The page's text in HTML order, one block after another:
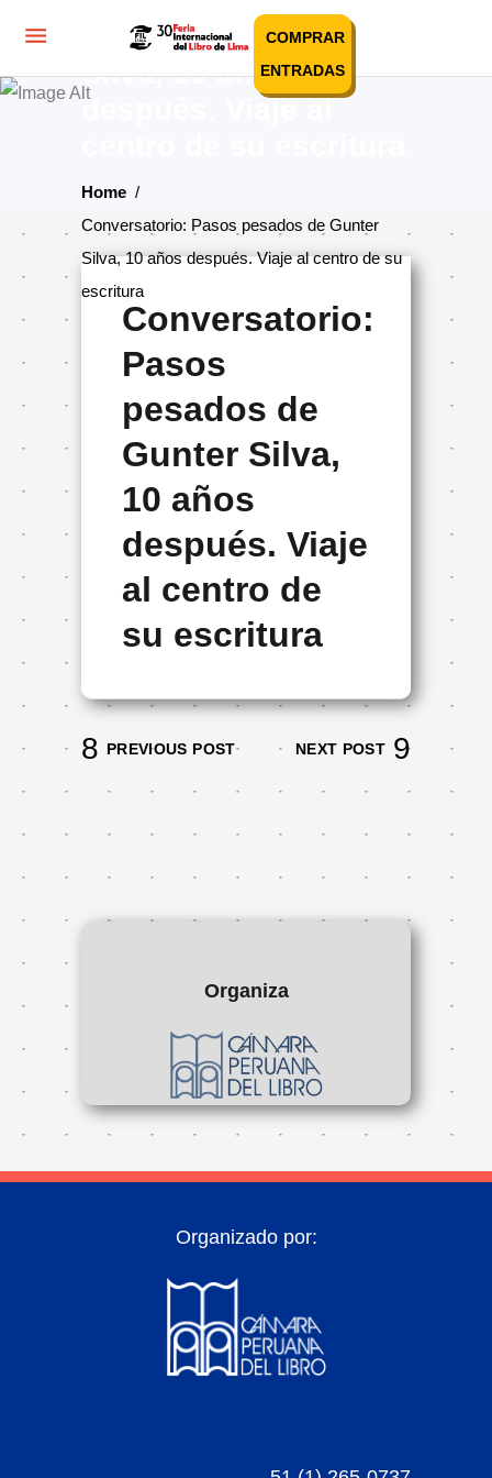
COMPRAR
ENTRADAS
pesados de Gunter
Silva, 10 años
después. Viaje al
Home /
Conversatorio: Pasos pesados de Gunter
Silva, 10 años después. Viaje al centro de su
escritura
Conversatorio:
Pasos
pesados de
Gunter Silva,
10 años
después. Viaje
al centro de
su escritura
PREVIOUS POST NEXT POST
Organiza
Organizado por: